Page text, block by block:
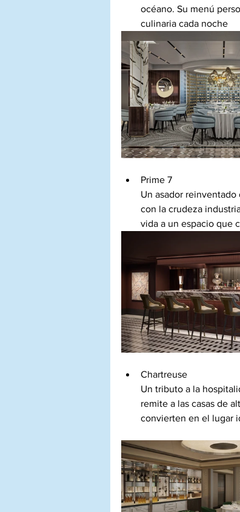
océano. Su menú
culinaria cada noche
Prime 7
Un asador
con la crudeza
vida a un espacio que
Chartreuse
Un tributo a la
remite a las casas de
convierten en el lugar